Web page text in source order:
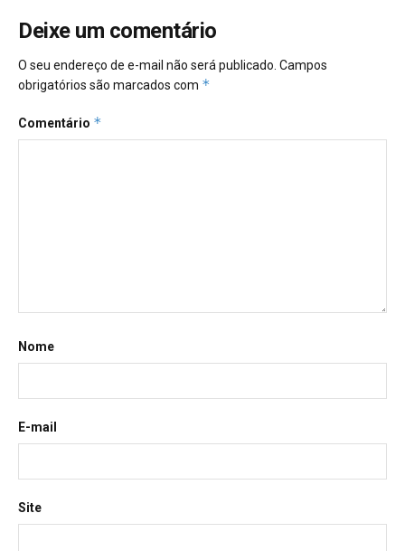
Deixe um comentário
O seu endereço de e-mail não será publicado. Campos
obrigatórios são marcados com *
Comentário *
Nome
E-mail
Site